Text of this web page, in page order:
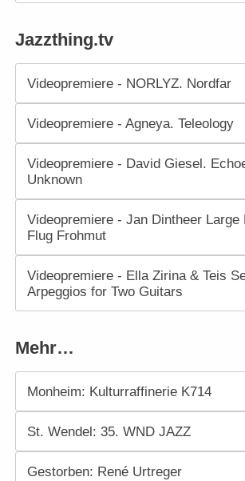
Jazzthing.tv
Videopremiere - NORLYZ. Nordfar
Videopremiere - Agneya. Teleology
Videopremiere - David Giesel.
Unknown
Videopremiere - Jan Dintheer Large
Flug Frohmut
Videopremiere - Ella Zirina & Teis
Arpeggios for Two Guitars
Mehr…
Monheim: Kulturraffinerie K714
St. Wendel: 35. WND JAZZ
Gestorben: René Urtreger